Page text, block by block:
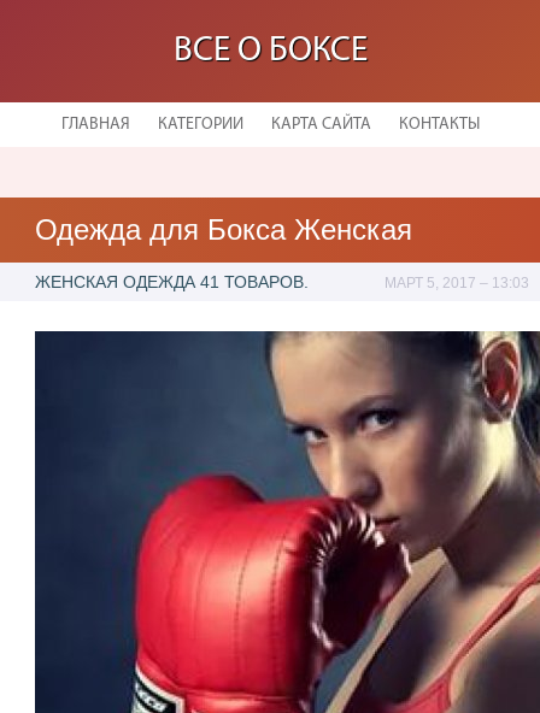
ВСЕ О БОКСЕ
ГЛАВНАЯ КАТЕГОРИИ КАРТА САЙТА КОНТАКТЫ
Одежда для Бокса Женская
ЖЕНСКАЯ ОДЕЖДА 41 ТОВАРОВ. МАРТ 5, 2017 – 13:03